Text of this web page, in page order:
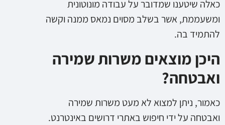
כאלה שיטענו שמדובר על עבודה מונוטונית
ומשעממת, אשר בשלב מסוים נמאס ממנה וקשה
להתמיד בה.
היכן מוצאים משרות שמירה
ואבטחה?
כאמור, ניתן למצוא לא מעט משרות שמירה
ואבטחה על ידי חיפוש באתרי דרושים באינטרנט.